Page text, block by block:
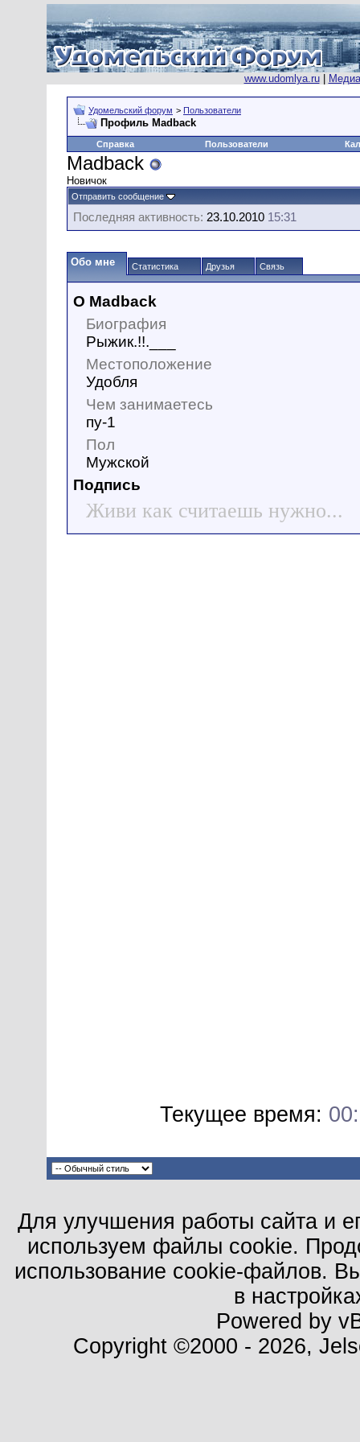
www.udomlya.ru|
Удомельский форум > Пользователи
Профиль Madback
Справка Пользователи
Madback
Новичок
Отправить сообщение
Последняя активность: 23.10.2010 15:31
Обо мне Статистика Друзья Связь
О Madback
Биография
Рыжик.!!.___
Местоположение
Удобля
Чем занимаетесь
пу-1
Пол
Мужской
Подпись
Живи как считаешь нужно...
Текущее время:
Для улучшения работы сайта и
используем файлы cookie.
использование cookie-файлов.
в
Powered by
Copyright ©2000 - 2026,